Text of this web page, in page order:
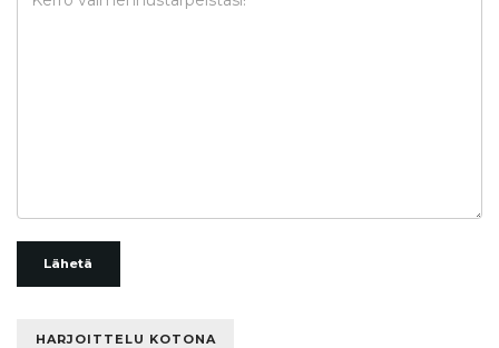
Lähetä
HARJOITTELU KOTONA